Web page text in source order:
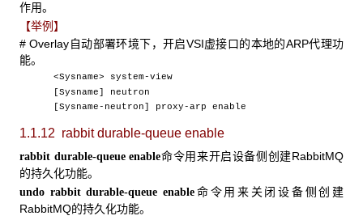
作用。
【举例】
# Overlay自动部署环境下，开启VSI虚接口的本地的ARP代理功
能。
<Sysname> system-view
[Sysname] neutron
[Sysname-neutron] proxy-arp enable
1.1.12 rabbit durable-queue enable
rabbit durable-queue enable命令用来开启设备侧创建RabbitMQ
的持久化功能。
undo rabbit durable-queue enable 命令用来关闭设备侧创建
RabbitMQ的持久化功能。